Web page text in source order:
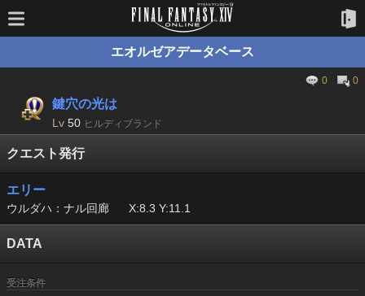
エオルゼアデータベース
0 0
鍵穴の光は
Lv 50 ヒルディブランド
クエスト発行
エリー
ウルダハ：ナル回廊 X:8.3 Y:11.1
DATA
受注条件